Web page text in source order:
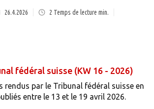
26.4.2026 2 Temps de lecture min.
fédéral suisse (KW 16 - 2026)
rendus par le Tribunal fédéral suisse en
entre le 13 et le 19 avril 2026.